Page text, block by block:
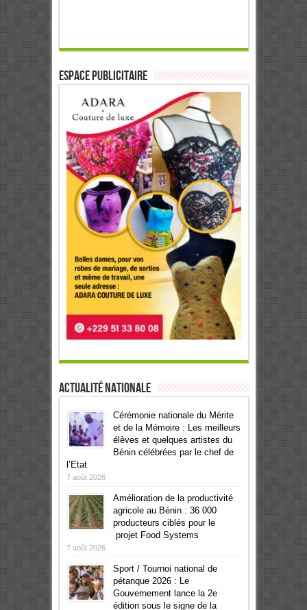
ESPACE PUBLICITAIRE
Actualité Nationale
Cérémonie nationale du Mérite
et de la Mémoire : Les meilleurs
élèves et quelques artistes du
Bénin célébrées par le chef de
l’Etat
7 août 2026
Amélioration de la productivité
agricole au Bénin : 36 000
producteurs ciblés pour le
projet Food Systems
7 août 2026
Sport / Tournoi national de
pétanque 2026 : Le
Gouvernement lance la 2e
édition sous le signe de la